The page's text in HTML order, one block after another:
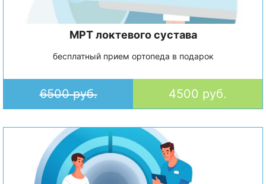
МРТ локтевого сустава
бесплатный прием ортопеда в подарок
6500 руб. 4500 руб.